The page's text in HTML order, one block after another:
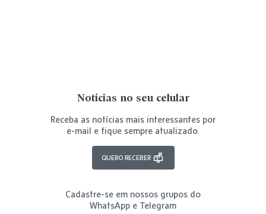
Notícias no seu celular
Receba as notícias mais interessantes por
e-mail e fique sempre atualizado.
QUERO RECEBER
Cadastre-se em nossos grupos do
WhatsApp e Telegram